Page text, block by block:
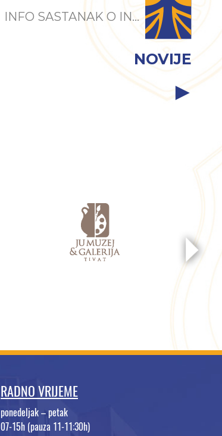
INFO SASTANAK O IN...
NOVIJE
RADNO VRIJEME
ponedeljak – petak
07-15h (pauza 11-11:30h)